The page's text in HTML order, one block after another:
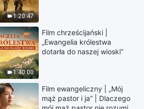
44:37
Chrześcijańskie świadectwa z
doświadczenia, odc. 757: Już
nie wpadam w zniechęcenie z
powodu mojej introwertycznej
osobowości
34:55
Chrześcijańskie świadectwa z
doświadczenia, odc. 756: Nie
żałuję swojego wyboru
1:20:47
1:40:00
Film chrześcijański |
„Ewangelia królestwa
dotarła do naszej wioski”
Film ewangeliczny | „Mój
mąż pastor i ja” | Dlaczego